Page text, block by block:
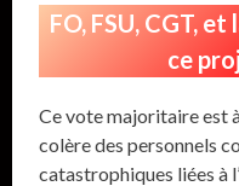
FO, FSU, CGT,
ce
Ce vote majoritaire est
colère des personnels
catastrophiques liées à